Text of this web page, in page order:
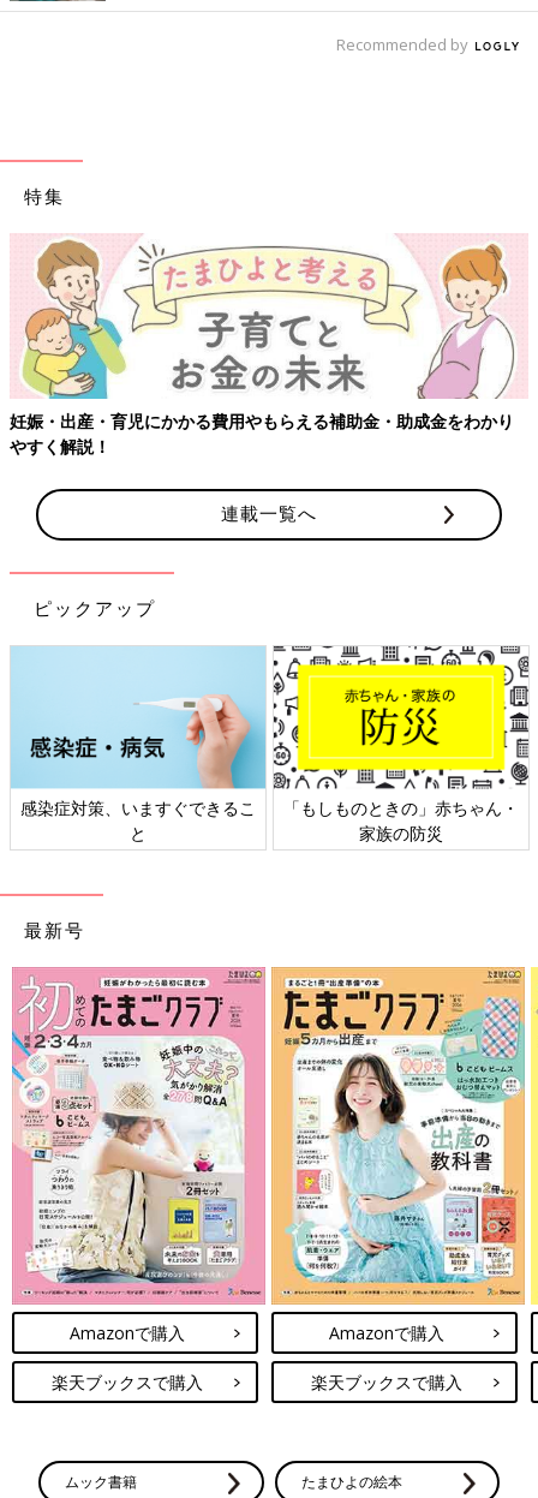
Recommended by
特集
妊娠・出産・育児にかかる費用やもらえる補助金・助成金をわかり
やすく解説！
連載一覧へ
ピックアップ
感染症対策、いますぐできるこ
と
「もしものときの」赤ちゃん・
家族の防災
最新号
Amazonで購入
楽天ブックスで購入
Amazonで購入
楽天ブックスで購入
ムック書籍 たまひよの絵本